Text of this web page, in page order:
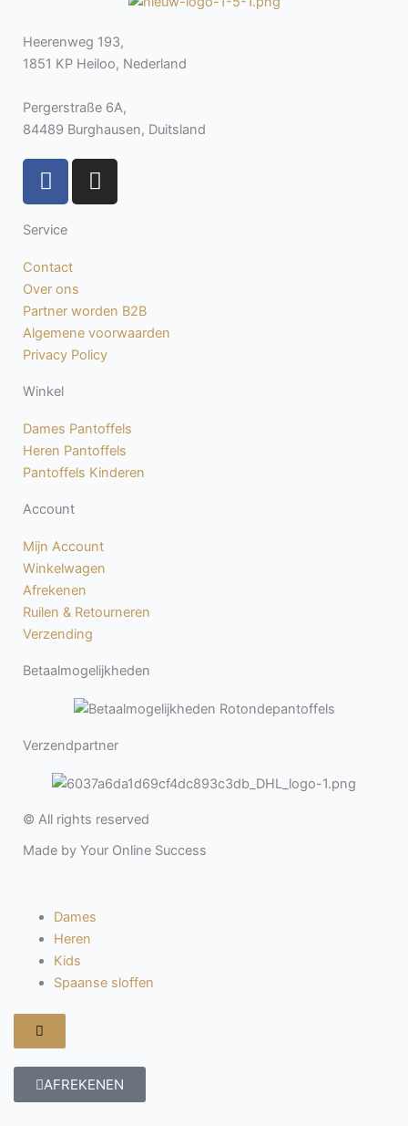
Heerenweg 193,
1851 KP Heiloo, Nederland
Pergerstraße 6A,
84489 Burghausen, Duitsland
F
a
e
b
o
o
k
-
I
n
r
a
m
Service
Contact
Over ons
Partner worden B2B
Algemene voorwaarden
Privacy Policy
Winkel
Dames Pantoffels
Heren Pantoffels
Pantoffels Kinderen
Account
Mijn Account
Winkelwagen
Afrekenen
Ruilen & Retourneren
Verzending
Betaalmogelijkheden
Verzendpartner
© All rights reserved
Made by Your Online Success
Dames
Heren
Kids
Spaanse sloffen
Hamburger
toggle
AFREKENEN